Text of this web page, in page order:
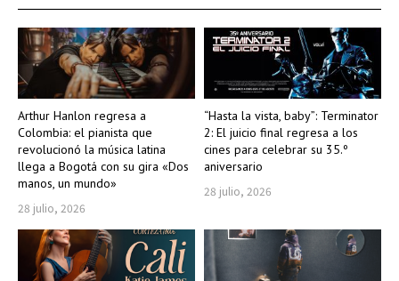
Arthur Hanlon regresa a
Colombia: el pianista que
revolucionó la música latina
llega a Bogotá con su gira «Dos
manos, un mundo»
28 julio, 2026
“Hasta la vista, baby”: Terminator
2: El juicio final regresa a los
cines para celebrar su 35.º
aniversario
28 julio, 2026